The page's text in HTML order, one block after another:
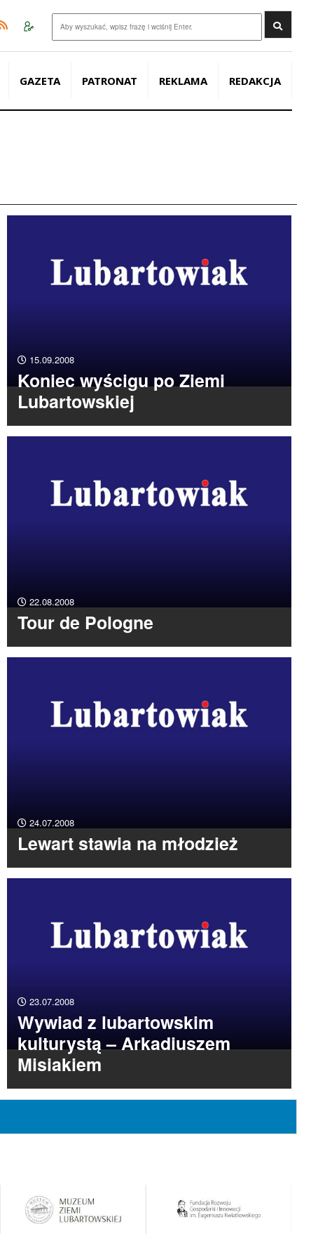
GAZETA PATRONAT REKLAMA REDAKCJA
15.09.2008
Koniec wyścigu po Ziemi
Lubartowskiej
22.08.2008
Tour de Pologne
24.07.2008
Lewart stawia na młodzież
23.07.2008
Wywiad z lubartowskim
kulturystą – Arkadiuszem
Misiakiem